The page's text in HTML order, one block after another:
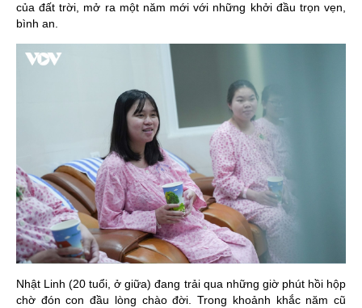
của đất trời, mở ra một năm mới với những khởi đầu trọn vẹn,
bình an.
Nhật Linh (20 tuổi, ở giữa) đang trải qua những giờ phút hồi hộp
chờ đón con đầu lòng chào đời. Trong khoảnh khắc năm cũ